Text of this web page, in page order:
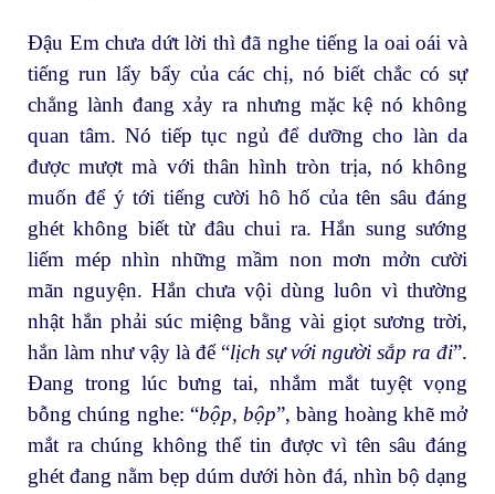
Đậu Em chưa dứt lời thì đã nghe tiếng la oai oái và
tiếng run lẩy bẩy của các chị, nó biết chắc có sự
chẳng lành đang xảy ra nhưng mặc kệ nó không
quan tâm. Nó tiếp tục ngủ để dưỡng cho làn da
được mượt mà với thân hình tròn trịa, nó không
muốn để ý tới tiếng cười hô hố của tên sâu đáng
ghét không biết từ đâu chui ra. Hắn sung sướng
liếm mép nhìn những mầm non mơn mởn cười
mãn nguyện. Hắn chưa vội dùng luôn vì thường
nhật hắn phải súc miệng bằng vài giọt sương trời,
hắn làm như vậy là để “lịch sự với người sắp ra đi”.
Đang trong lúc bưng tai, nhắm mắt tuyệt vọng
bỗng chúng nghe: “bộp, bộp”, bàng hoàng khẽ mở
mắt ra chúng không thể tin được vì tên sâu đáng
ghét đang nằm bẹp dúm dưới hòn đá, nhìn bộ dạng